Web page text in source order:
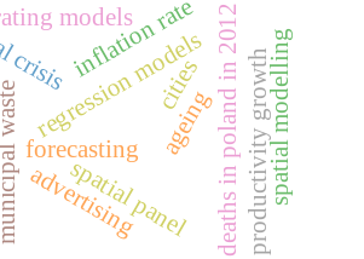
forecasting
wasteregression models
cities deaths in poland in 2012
advertising
inflation rate
models
productivity growth
spatial panel
ageing spatial modelling